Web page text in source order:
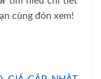
cùng đón xem!